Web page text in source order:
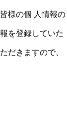
様の個 人情報の
を登録していた
だきますので、